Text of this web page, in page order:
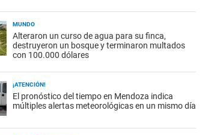
MUNDO
Alteraron un curso de agua para su finca,
destruyeron un bosque y terminaron multados
con 100.000 dólares
¡ATENCIÓN!
El pronóstico del tiempo en Mendoza indica
múltiples alertas meteorológicas en un mismo día